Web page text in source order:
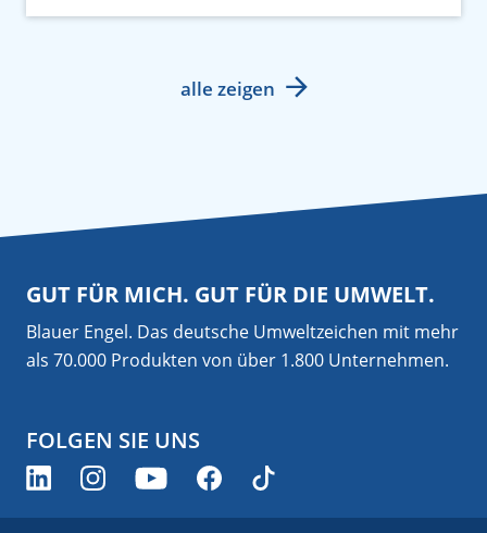
alle zeigen
GUT FÜR MICH. GUT FÜR DIE UMWELT.
Blauer Engel. Das deutsche Umweltzeichen mit mehr
als 70.000 Produkten von über 1.800 Unternehmen.
FOLGEN SIE UNS